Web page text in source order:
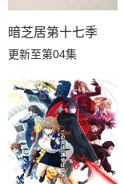
暗芝居第十七季
更新至第04集